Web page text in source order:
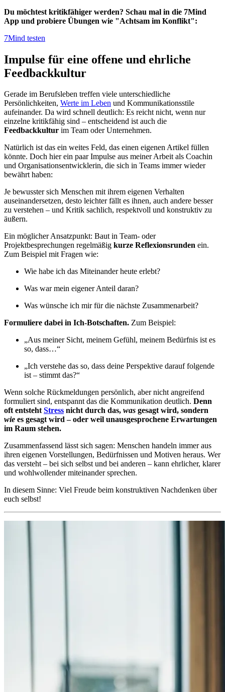
Du möchtest kritikfähiger werden? Schau mal in die 7Mind
App und probiere Übungen wie "Achtsam im Konflikt":
7Mind testen
Impulse für eine offene und ehrliche
Feedbackkultur
Gerade im Berufsleben treffen viele unterschiedliche
Persönlichkeiten, Werte im Leben und Kommunikationsstile
aufeinander. Da wird schnell deutlich: Es reicht nicht, wenn nur
einzelne kritikfähig sind – entscheidend ist auch die
Feedbackkultur im Team oder Unternehmen.
Natürlich ist das ein weites Feld, das einen eigenen Artikel füllen
könnte. Doch hier ein paar Impulse aus meiner Arbeit als Coachin
und Organisationsentwicklerin, die sich in Teams immer wieder
bewährt haben:
Je bewusster sich Menschen mit ihrem eigenen Verhalten
auseinandersetzen, desto leichter fällt es ihnen, auch andere besser
zu verstehen – und Kritik sachlich, respektvoll und konstruktiv zu
äußern.
Ein möglicher Ansatzpunkt: Baut in Team- oder
Projektbesprechungen regelmäßig kurze Reflexionsrunden ein.
Zum Beispiel mit Fragen wie:
Wie habe ich das Miteinander heute erlebt?
Was war mein eigener Anteil daran?
Was wünsche ich mir für die nächste Zusammenarbeit?
Formuliere dabei in Ich-Botschaften. Zum Beispiel:
„Aus meiner Sicht, meinem Gefühl, meinem Bedürfnis ist es
so, dass…“
„Ich verstehe das so, dass deine Perspektive darauf folgende
ist – stimmt das?“
Wenn solche Rückmeldungen persönlich, aber nicht angreifend
formuliert sind, entspannt das die Kommunikation deutlich. Denn
oft entstehtStress nicht durch das, was gesagt wird, sondern
wie es gesagt wird – oder weil unausgesprochene Erwartungen
im Raum stehen.
Zusammenfassend lässt sich sagen: Menschen handeln immer aus
ihren eigenen Vorstellungen, Bedürfnissen und Motiven heraus. Wer
das versteht – bei sich selbst und bei anderen – kann ehrlicher, klarer
und wohlwollender miteinander sprechen.
In diesem Sinne: Viel Freude beim konstruktiven Nachdenken über
euch selbst!